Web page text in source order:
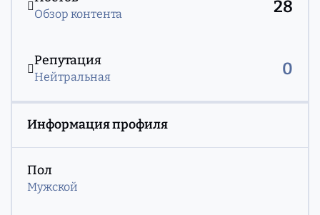
Обзор контента 28
Репутация
Нейтральная 0
Информация профиля
Пол
Мужской